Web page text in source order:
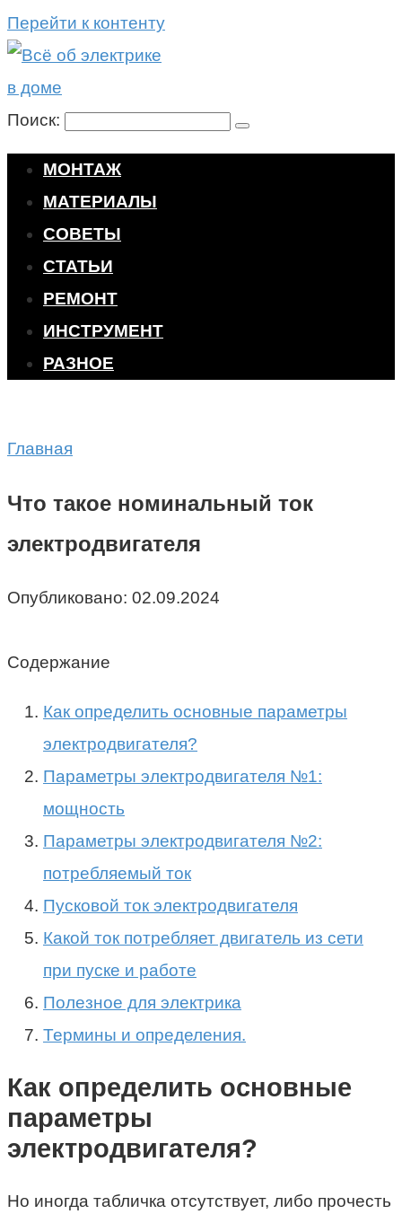
Перейти к контенту
Поиск:
МОНТАЖ
МАТЕРИАЛЫ
СОВЕТЫ
СТАТЬИ
РЕМОНТ
ИНСТРУМЕНТ
РАЗНОЕ
Главная
Что такое номинальный ток
электродвигателя
Опубликовано: 02.09.2024
Содержание
Как определить основные параметры
электродвигателя?
Параметры электродвигателя №1:
мощность
Параметры электродвигателя №2:
потребляемый ток
Пусковой ток электродвигателя
Какой ток потребляет двигатель из сети
при пуске и работе
Полезное для электрика
Термины и определения.
Как определить основные
параметры
электродвигателя?
Но иногда табличка отсутствует, либо прочесть